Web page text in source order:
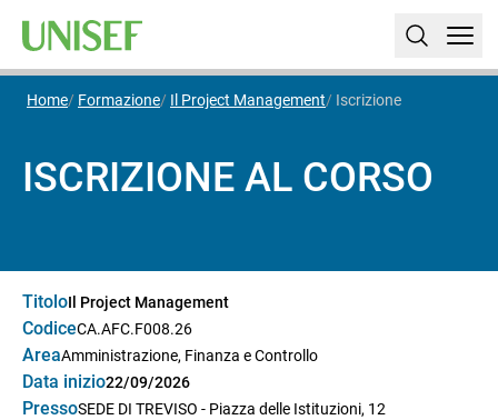
Home Formazione Il Project Management Iscrizione
ISCRIZIONE AL CORSO
TitoloIl Project Management
CodiceCA.AFC.F008.26
AreaAmministrazione, Finanza e Controllo
Data inizio22/09/2026
PressoSEDE DI TREVISO - Piazza delle Istituzioni, 12